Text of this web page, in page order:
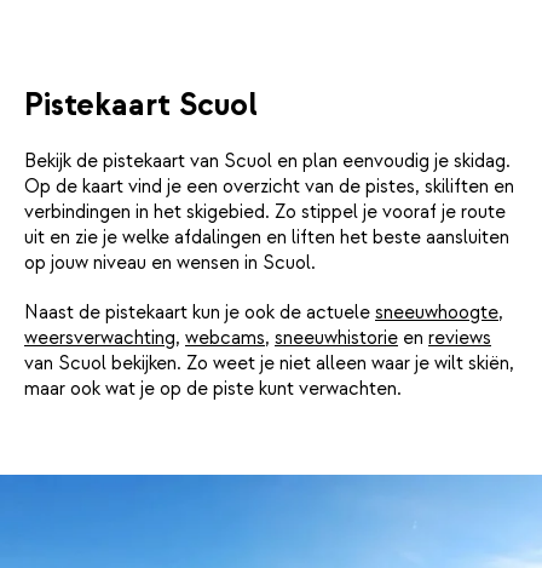
Pistekaart Scuol
Bekijk de pistekaart van Scuol en plan eenvoudig je skidag.
Op de kaart vind je een overzicht van de pistes, skiliften en
verbindingen in het skigebied. Zo stippel je vooraf je route
uit en zie je welke afdalingen en liften het beste aansluiten
op jouw niveau en wensen in Scuol.
Naast de pistekaart kun je ook de actuele sneeuwhoogte,
weersverwachting, webcams, sneeuwhistorie en reviews
van Scuol bekijken. Zo weet je niet alleen waar je wilt skiën,
maar ook wat je op de piste kunt verwachten.